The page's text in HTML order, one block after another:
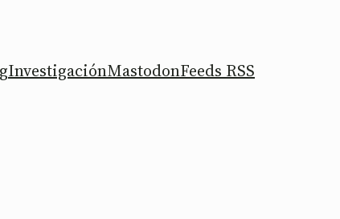
InvestigaciónMastodonFeeds RSS